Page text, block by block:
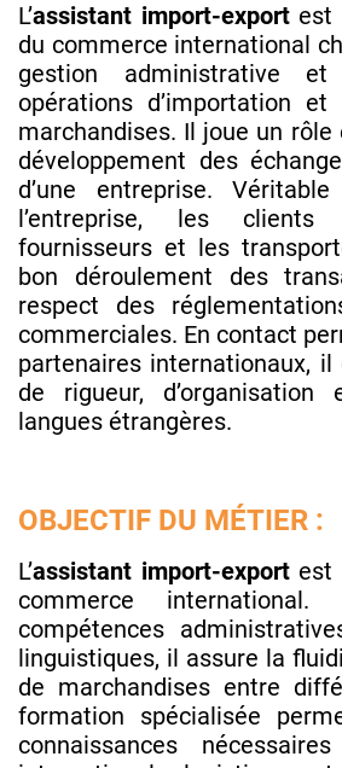
L’assistant import-exportest
du commerce international
gestion administrative
opérations d’importation et
marchandises. Il joue un
développement des
d’une entreprise.
l’entreprise, les clients
fournisseurs et les
bon déroulement des
respect des
commerciales. En contact
partenaires internationaux,
de rigueur,
langues étrangères.
OBJECTIF DU MÉTIER :
L’assistant import-exportest
commerce
compétences
linguistiques, il assure la
de marchandises entre
formation spécialisée
connaissances